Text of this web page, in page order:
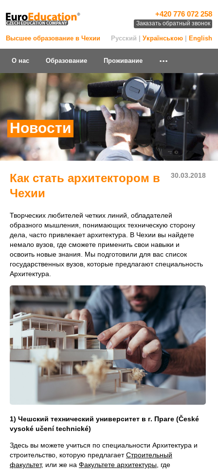
Высшее образование в Чехии
+420 776 072 258
Заказать обратный звонок
Русский | Українською English
О нас Образование Проживание ...
Новости
30.03.2018
Как стать архитектором в
Чехии
Творческих любителей четких линий, обладателей
образного мышления, понимающих техническую сторону
дела, часто привлекает архитектура. В Чехии вы найдете
немало вузов, где сможете применить свои навыки и
освоить новые знания. Мы подготовили для вас список
государственных вузов, которые предлагают специальность
Архитектура.
1) Чешский технический университет в г. Праге (České
vysoké učení technické)
Здесь вы можете учиться по специальности Архитектура и
строительство, которую предлагаетСтроительный
факультет, или же на Факультете архитектуры , где